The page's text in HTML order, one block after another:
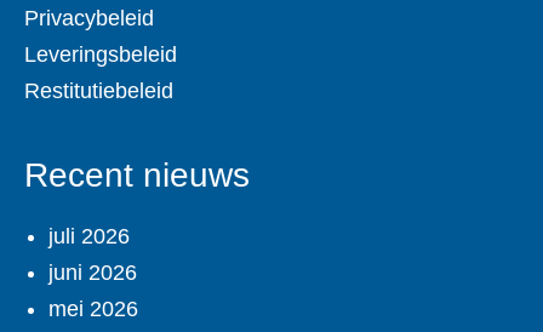
Privacybeleid
Leveringsbeleid
Restitutiebeleid
Recent nieuws
juli 2026
juni 2026
mei 2026